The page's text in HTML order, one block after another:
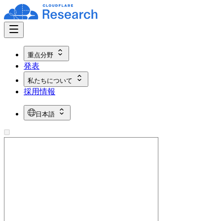
重点分野
発表
私たちについて
採用情報
日本語